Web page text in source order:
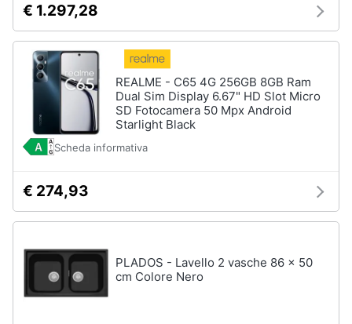
€ 1.297,28
REALME - C65 4G 256GB 8GB Ram
Dual Sim Display 6.67" HD Slot Micro
SD Fotocamera 50 Mpx Android
Starlight Black
Scheda informativa
€ 274,93
PLADOS - Lavello 2 vasche 86 x 50
cm Colore Nero